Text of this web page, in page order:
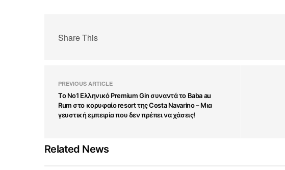
Share This
PREVIOUS ARTICLE
Το Νο1 Ελληνικό Premium Gin συναντά το Baba au
Rum στο κορυφαίο resort της Costa Navarino – Μια
γευστική εμπειρία που δεν πρέπει να χάσεις!
Related News